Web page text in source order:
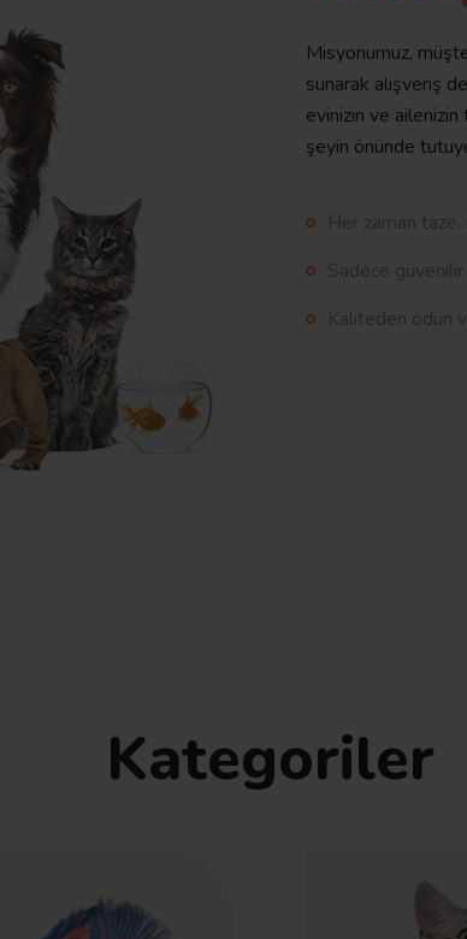
Misyonumuz,
sunarak alışveriş
evinizin ve ailenizin
şeyin önünde
Her zaman
Sadece
Kaliteden ödün
Kategoriler